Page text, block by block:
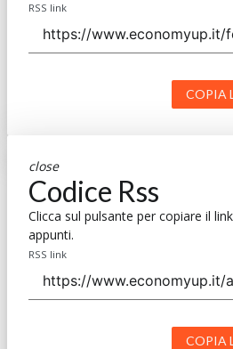
RSS link
COPIA
close
Codice Rss
Clicca sul pulsante per copiare il
appunti.
RSS link
COPIA